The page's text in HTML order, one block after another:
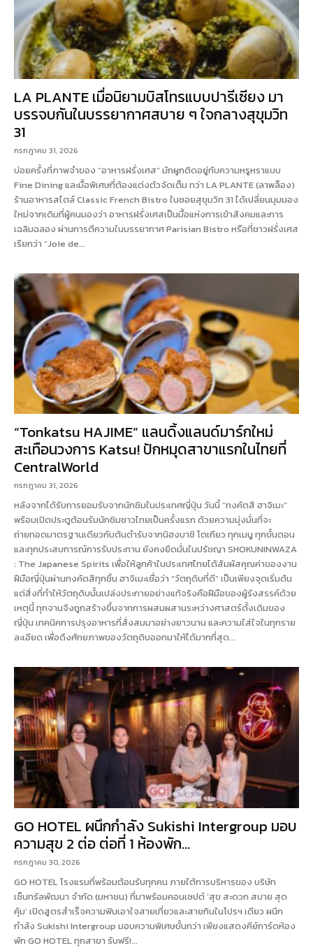
LA PLANTE เมื่อนิยามบิสโทรแบบปารีเซียง มา
บรรจบกันในบรรยากาศสบาย ๆ ใจกลางสุขุมวิท
31
กรกฎาคม 31, 2026
บ่อยครั้งที่ภาพจำของ “อาหารฝรั่งเศส” มักผูกติดอยู่กับความหรูหราแบบ
Fine Dining และมื้อพิเศษที่ต้องแต่งตัวจัดเต็ม ทว่า LA PLANTE (ลาพล็อง)
ร้านอาหารสไตล์ Classic French Bistro ในซอยสุขุมวิท 31 ได้เปลี่ยนมุมมอง
ใหม่จากเดิมที่ผู้คนมองว่า อาหารฝรั่งเศสเป็นมื้อแห่งการเข้าสังคมและการ
เฉลิมฉลอง ผ่านการตีความในบรรยากาศ Parisian Bistro หรือที่ชาวฝรั่งเศส
เรียกว่า “Joie de...
“Tonkatsu HAJIME” แลนดิ้งแลนด์มาร์กใหม่
สะเทือนวงการ Katsu! ปักหมุดสาขาแรกในไทยที่
CentralWorld
กรกฎาคม 31, 2026
หลังจากได้รับการยอมรับจากนักชิมในประเทศญี่ปุ่น วันนี้ “ทงคัตสึ ฮาจิเมะ”
พร้อมเปิดประตูต้อนรับนักชิมชาวไทยเป็นครั้งแรก ด้วยความมุ่งมั่นที่จะ
ถ่ายทอดมาตรฐานเดียวกับต้นตำรับจากนิฮงบาชิ โตเกียว ทุกเมนู ทุกขั้นตอน
และทุกประสบการณ์การรับประทาน ยังคงยึดมั่นในปรัชญา SHOKUNINWAZA
: The Japanese Spirits เพื่อให้ลูกค้าในประเทศไทยได้สัมผัสคุณค่าของงาน
ฝีมือญี่ปุ่นผ่านทงคัตสึทุกชิ้น ฮาจิเมะเชื่อว่า “วัตถุดิบที่ดี” เป็นเพียงจุดเริ่มต้น
แต่สิ่งที่ทำให้วัตถุดิบนั้นเปล่งประกายอย่างแท้จริงคือฝีมือของผู้รังสรรค์ด้วย
เหตุนี้ ทุกจานจึงถูกสร้างขึ้นจากการผสมผสานระหว่างศาสตร์ดั้งเดิมของ
ญี่ปุ่น เทคนิคการปรุงอาหารที่สั่งสมมาอย่างยาวนาน และความใส่ใจในทุกราย
ละเอียด เพื่อดึงศักยภาพของวัตถุดิบออกมาให้ได้มากที่สุด...
GO HOTEL ผนึกกำลัง Sukishi Intergroup มอบ
ความสุข 2 ต่อ ต่อที่ 1 ห้องพัก...
กรกฎาคม 30, 2026
GO HOTEL โรงแรมที่พร้อมต้อนรับทุกคน ภายใต้การบริหารของ บริษัท
เซ็นทรัลพัฒนา จำกัด (มหาชน) ที่มาพร้อมคอนเซปต์ ‘สุข สะดวก สบาย สุด
คุ้ม’ เปิดสูตรสำเร็จความฟินเอาใจสายเที่ยวและสายกินในโปรฯ เดียว ผนึก
กำลัง Sukishi Intergroup มอบความพิเศษขั้นกว่า เพียงแสดงคีย์การ์ดห้อง
พัก GO HOTEL ทุกสาขา รับฟรี!...